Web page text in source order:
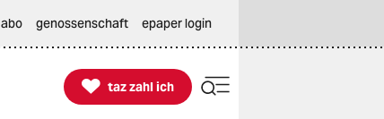
abo genossenschaft epaper login

taz zahl ich
taz zahl ich